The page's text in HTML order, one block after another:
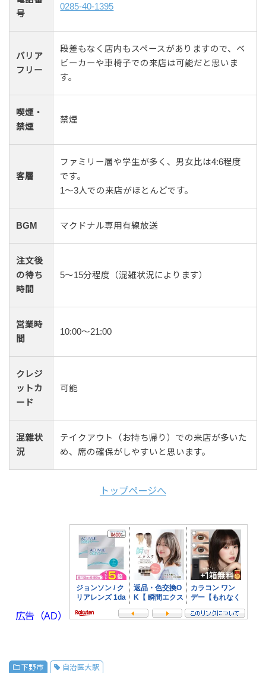
号
0285-40-1395
バリア
フリー
段差もなく店内もスペースがありますので、ベ
ビーカーや車椅子での来店は可能だと思いま
す。
喫煙・
禁煙
禁煙
客層
ファミリー層や学生が多く、男女比は4:6程度
です。
1〜3人での来店がほとんどです。
BGM マクドナル専用有線放送
注文後
の待ち
時間
5〜15分程度（混雑状況によります）
営業時
間
10:00〜21:00
クレジ
ットカ
ード
可能
混雜状
況
テイクアウト（お持ち帰り）での来店が多いた
め、席の確保がしやすいと思います。
トップページへ
広告（AD）
下野市 自治医大駅